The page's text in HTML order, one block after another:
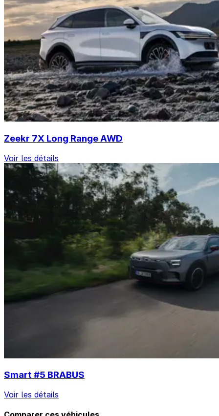
Zeekr 7X Long Range AWD
Voir les détails
Smart #5 BRABUS
Voir les détails